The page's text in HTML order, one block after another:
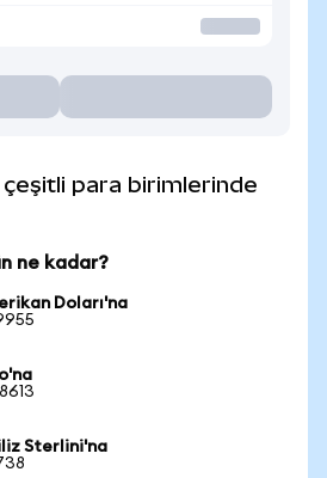
çeşitli para birimlerinde
ne kadar?
Doları'na
Sterlini'na